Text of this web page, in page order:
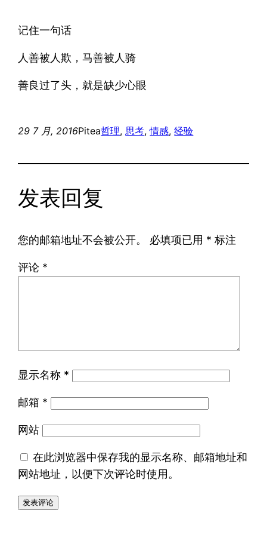
记住一句话
人善被人欺，马善被人骑
善良过了头，就是缺少心眼
29 7 月, 2016Pitea哲理, 思考, 情感, 经验
发表回复
您的邮箱地址不会被公开。 必填项已用 * 标注
评论 *
显示名称 *
邮箱 *
网站
在此浏览器中保存我的显示名称、邮箱地址和
网站地址，以便下次评论时使用。